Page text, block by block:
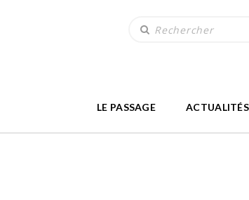
LE PASSAGE ACTUALITÉS